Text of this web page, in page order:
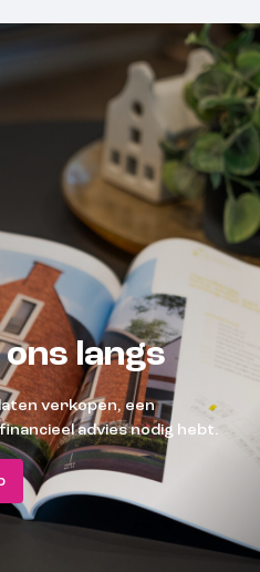
langs
verkopen, een
advies nodig hebt.